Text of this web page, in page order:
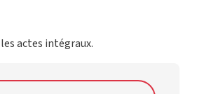
actes intégraux.